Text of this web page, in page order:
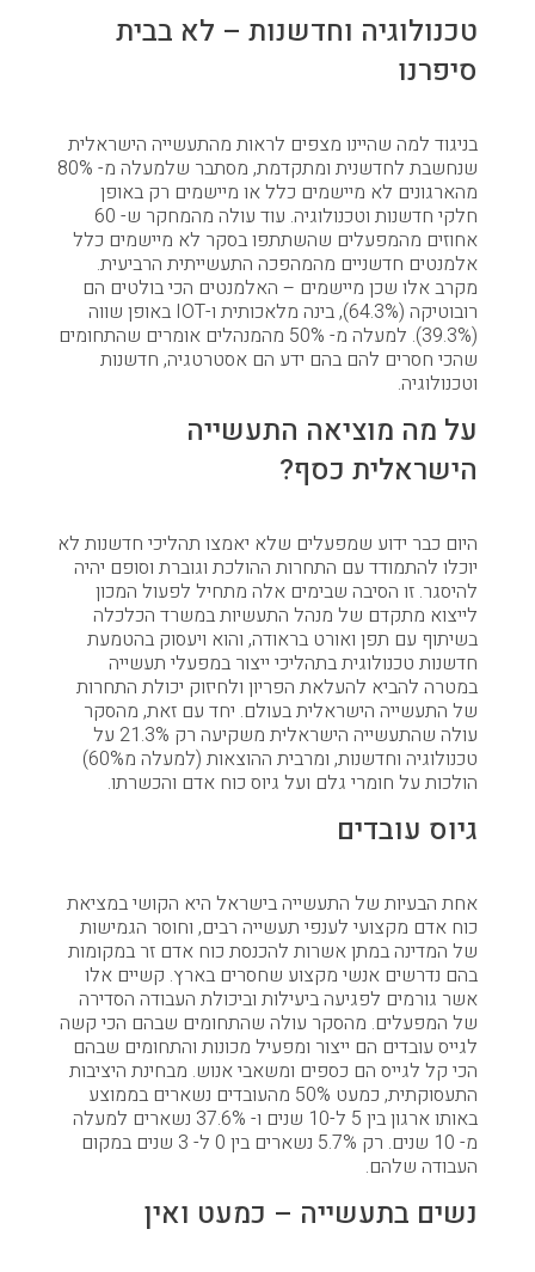
טכנולוגיה וחדשנות – לא בבית
סיפרנו
בניגוד למה שהיינו מצפים לראות מהתעשייה הישראלית
שנחשבת לחדשנית ומתקדמת, מסתבר שלמעלה מ- 80%
מהארגונים לא מיישמים כלל או מיישמים רק באופן
חלקי חדשנות וטכנולוגיה. עוד עולה מהמחקר ש- 60
אחוזים מהמפעלים שהשתתפו בסקר לא מיישמים כלל
אלמנטים חדשניים מהמהפכה התעשייתית הרביעית.
מקרב אלו שכן מיישמים – האלמנטים הכי בולטים הם
רובוטיקה (64.3%), בינה מלאכותית ו-IOT באופן שווה
(39.3%). למעלה מ- 50% מהמנהלים אומרים שהתחומים
שהכי חסרים להם בהם ידע הם אסטרטגיה, חדשנות
וטכנולוגיה.
על מה מוציאה התעשייה
הישראלית כסף?
היום כבר ידוע שמפעלים שלא יאמצו תהליכי חדשנות לא
יוכלו להתמודד עם התחרות ההולכת וגוברת וסופם יהיה
להיסגר. זו הסיבה שבימים אלה מתחיל לפעול המכון
לייצוא מתקדם של מנהל התעשיות במשרד הכלכלה
בשיתוף עם תפן ואורט בראודה, והוא ויעסוק בהטמעת
חדשנות טכנולוגית בתהליכי ייצור במפעלי תעשייה
במטרה להביא להעלאת הפריון ולחיזוק יכולת התחרות
של התעשייה הישראלית בעולם. יחד עם זאת, מהסקר
עולה שהתעשייה הישראלית משקיעה רק 21.3% על
טכנולוגיה וחדשנות, ומרבית ההוצאות (למעלה מ60%)
הולכות על חומרי גלם ועל גיוס כוח אדם והכשרתו.
גיוס עובדים
אחת הבעיות של התעשייה בישראל היא הקושי במציאת
כוח אדם מקצועי לענפי תעשייה רבים, וחוסר הגמישות
של המדינה במתן אשרות להכנסת כוח אדם זר במקומות
בהם נדרשים אנשי מקצוע שחסרים בארץ. קשיים אלו
אשר גורמים לפגיעה ביעילות וביכולת העבודה הסדירה
של המפעלים. מהסקר עולה שהתחומים שבהם הכי קשה
לגייס עובדים הם ייצור ומפעיל מכונות והתחומים שבהם
הכי קל לגייס הם כספים ומשאבי אנוש. מבחינת היציבות
התעסוקתית, כמעט 50% מהעובדים נשארים בממוצע
באותו ארגון בין 5 ל-10 שנים ו- 37.6% נשארים למעלה
מ- 10 שנים. רק 5.7% נשארים בין 0 ל- 3 שנים במקום
העבודה שלהם.
נשים בתעשייה – כמעט ואין